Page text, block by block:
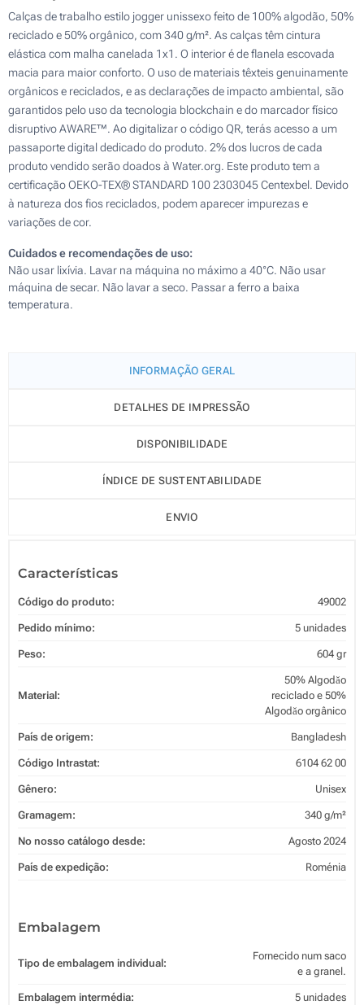
Sem impressão
Calças de trabalho estilo jogger unissexo feito de 100% algodão, 50%
reciclado e 50% orgânico, com 340 g/m². As calças têm cintura
elástica com malha canelada 1x1. O interior é de flanela escovada
macia para maior conforto. O uso de materiais têxteis genuinamente
orgânicos e reciclados, e as declarações de impacto ambiental, são
garantidos pelo uso da tecnologia blockchain e do marcador físico
disruptivo AWARE™. Ao digitalizar o código QR, terás acesso a um
passaporte digital dedicado do produto. 2% dos lucros de cada
produto vendido serão doados à Water.org. Este produto tem a
certificação OEKO-TEX® STANDARD 100 2303045 Centexbel. Devido
à natureza dos fios reciclados, podem aparecer impurezas e
variações de cor.
Cuidados e recomendações de uso:
Não usar lixívia. Lavar na máquina no máximo a 40°C. Não usar
máquina de secar. Não lavar a seco. Passar a ferro a baixa
temperatura.
INFORMAÇÃO GERAL
DETALHES DE IMPRESSÃO
DISPONIBILIDADE
ÍNDICE DE SUSTENTABILIDADE
ENVIO
Características
Código do produto: 49002
Pedido mínimo: 5 unidades
Peso: 604 gr
Material:
50% Algodăo
reciclado e 50%
Algodăo orgânico
País de origem: Bangladesh
Código Intrastat: 6104 62 00
Gênero: Unisex
Gramagem: 340 g/m²
No nosso catálogo desde: Agosto 2024
País de expedição: Roménia
Embalagem
Tipo de embalagem individual:
Fornecido num saco
e a granel.
Embalagem intermédia: 5 unidades